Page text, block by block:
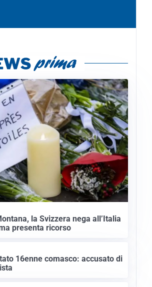
la Svizzera nega all’Italia
presenta ricorso
16enne comasco: accusato di